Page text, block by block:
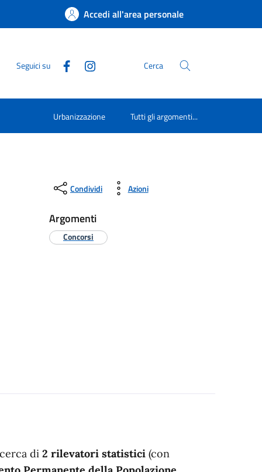
Accedi all'area personale
Seguici su Cerca
Urbanizzazione Tutti gli argomenti...
Condividi Azioni
Argomenti
Concorsi
di 2 rilevatori statistici (con